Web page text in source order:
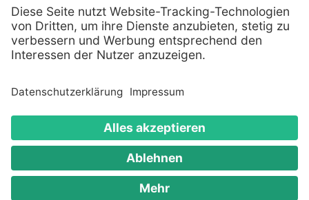
Alle genannten Produkte und Logos sind eingetragene
Warenzeichen der jeweiligen Hersteller.
Copyright © 2008 - 2026 Toys for Fun GmbH - Alle
Rechte vorbehalten